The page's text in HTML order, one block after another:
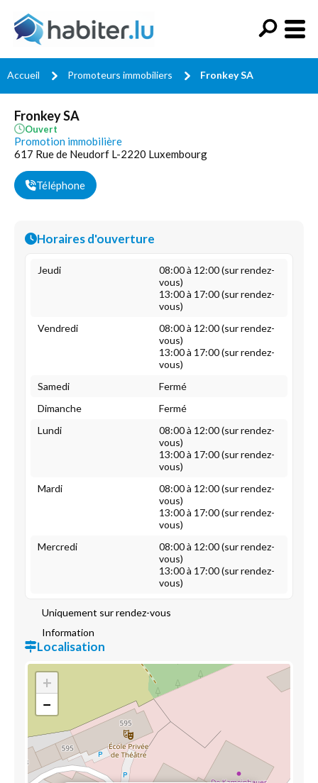
Accueil Promoteurs immobiliers Fronkey SA
Fronkey SA
Ouvert
Promotion immobilière
617 Rue de Neudorf L-2220 Luxembourg
Téléphone
Horaires d'ouverture
Jeudi
08:00 à 12:00 (sur rendez-
vous)
13:00 à 17:00 (sur rendez-
vous)
Vendredi
08:00 à 12:00 (sur rendez-
vous)
13:00 à 17:00 (sur rendez-
vous)
Samedi
Fermé
Dimanche
Fermé
Lundi
08:00 à 12:00 (sur rendez-
vous)
13:00 à 17:00 (sur rendez-
vous)
Mardi
08:00 à 12:00 (sur rendez-
vous)
13:00 à 17:00 (sur rendez-
vous)
Mercredi
08:00 à 12:00 (sur rendez-
vous)
13:00 à 17:00 (sur rendez-
vous)
Uniquement sur rendez-vous
Information
Localisation
+
−